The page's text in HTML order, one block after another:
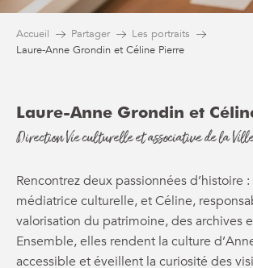
Accueil Partager
Les portraits
Laure-Anne Grondin et Céline Pierre
Laure-Anne Grondin et
Direction Vie culturelle et associative de la
Rencontrez deux passionnées d’histoire
médiatrice culturelle, et Céline,
valorisation du patrimoine, des archives
Ensemble, elles rendent la culture
accessible et éveillent la curiosité des